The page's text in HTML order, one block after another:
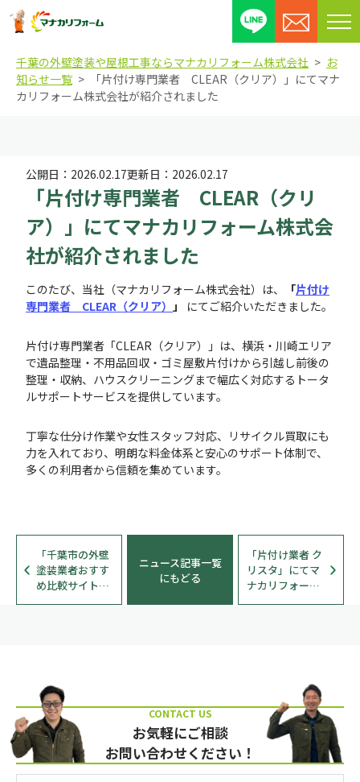
メ
ニ
千葉の外壁塗装や屋根工事ならマナカリフォーム株式会社
お
知らせ一覧
「片付け専門業者 CLEAR（クリア）」にてマナ
カリフォーム株式会社が紹介されました
公開日： 2026.02.17更新日： 2026.02.17
「片付け専門業者 CLEAR（クリ
ア）」にてマナカリフォーム株式会
社が紹介されました
このたび、当社（マナカリフォーム株式会社）は、 「片付け
専門業者 CLEAR（クリア） 」 にてご紹介いただきました。
片付け専門業者「CLEAR（クリア）」は、横浜・川崎エリア
で遺品整理・不用品回収・ゴミ屋敷片付けから引越し前後の
整理・収納、ハウスクリーニングまで幅広く対応するトータ
ルサポートサービスを提供しています。
丁寧な仕分け作業や女性スタッフ対応、リサイクル買取にも
力を入れており、明朗な料金体系と安心のサポート体制で、
多くの利用者から信頼を集めています。
「千葉市の外壁
塗装業者おすす
め比較サイト｜
リノベモ」にて
ニュース記事一覧
にもどる
「片付け業者 ク
リスタ」にてマ
ナカリフォーム
株式会社が紹介
お気軽にご相談
お問い合わせください！